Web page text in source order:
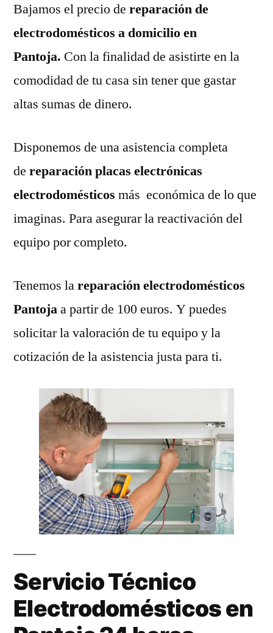
Bajamos el precio de reparación de
electrodomésticos a domicilio en
Pantoja. Con la finalidad de asistirte en la
comodidad de tu casa sin tener que gastar
altas sumas de dinero.
Disponemos de una asistencia completa
de reparación placas electrónicas
electrodomésticos más económica de lo que
imaginas. Para asegurar la reactivación del
equipo por completo.
Tenemos lareparación electrodomésticos
Pantojaa partir de 100 euros. Y puedes
solicitar la valoración de tu equipo y la
cotización de la asistencia justa para ti.
Servicio Técnico
Electrodomésticos en